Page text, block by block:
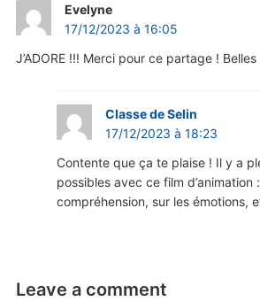
Evelyne
17/12/2023 à 16:05
J’ADORE !!! Merci pour ce partage !
Classe de Selin
17/12/2023 à 18:23
Contente que ça te plaise ! Il y a
possibles avec ce film d’animation
compréhension, sur les émotions,
Leave a comment